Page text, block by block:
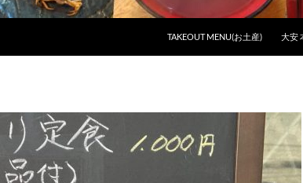
TAKEOUT MENU(お土産)
大安